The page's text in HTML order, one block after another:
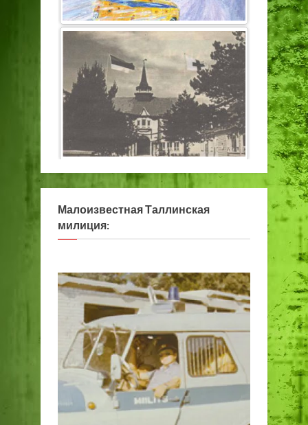
Малоизвестная Таллинская
милиция: